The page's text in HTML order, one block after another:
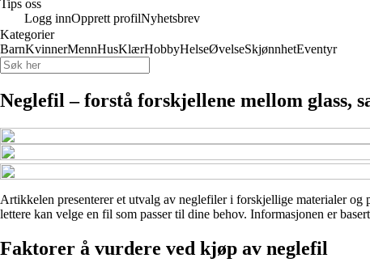
Tips oss
Logg innOpprett profilNyhetsbrev
Kategorier
BarnKvinnerMennHusKlærHobbyHelseØvelseSkjønnhetEventyr
Neglefil – forstå forskjellene mellom glass,
Artikkelen presenterer et utvalg av neglefiler i forskjellige materialer og
lettere kan velge en fil som passer til dine behov. Informasjonen er
Faktorer å vurdere ved kjøp av neglefil